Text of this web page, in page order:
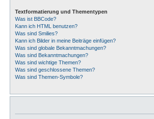
Textformatierung und Thementypen
Was ist BBCode?
Kann ich HTML benutzen?
Was sind Smilies?
Kann ich Bilder in meine Beiträge einfügen?
Was sind globale Bekanntmachungen?
Was sind Bekanntmachungen?
Was sind wichtige Themen?
Was sind geschlossene Themen?
Was sind Themen-Symbole?